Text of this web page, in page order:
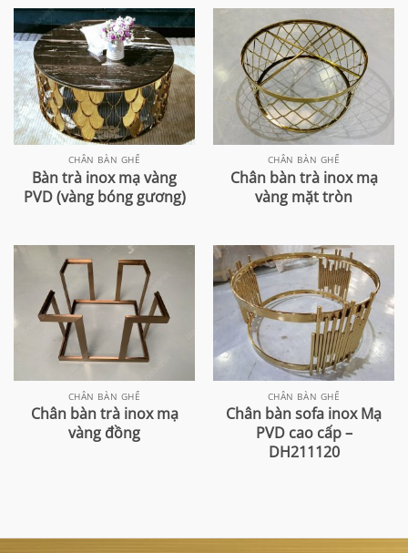
CHÂN BÀN GHẾ
Bàn trà inox mạ vàng
PVD (vàng bóng gương)
CHÂN BÀN GHẾ
Chân bàn trà inox mạ
vàng mặt tròn
CHÂN BÀN GHẾ
Chân bàn trà inox mạ
vàng đồng
CHÂN BÀN GHẾ
Chân bàn sofa inox Mạ
PVD cao cấp –
DH211120